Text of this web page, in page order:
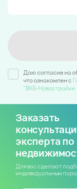
Даю согласие на
что ознакомлен c
"ВКБ-Новостройки
Заказать
эксперта по
Для вас сделают
индивидуальным